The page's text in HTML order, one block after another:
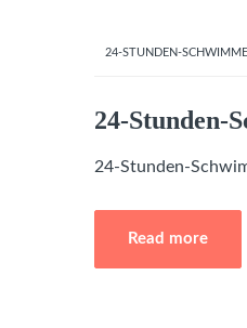
24-STUNDEN-
24-Stunden-
24-Stunden-
Read more